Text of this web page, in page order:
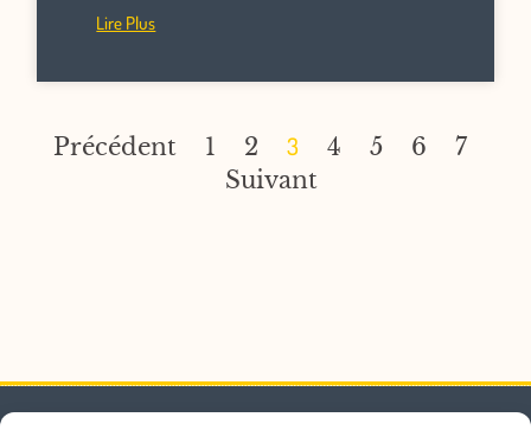
Lire Plus
Précédent 1 2 3 4 5 6
7
Suivant